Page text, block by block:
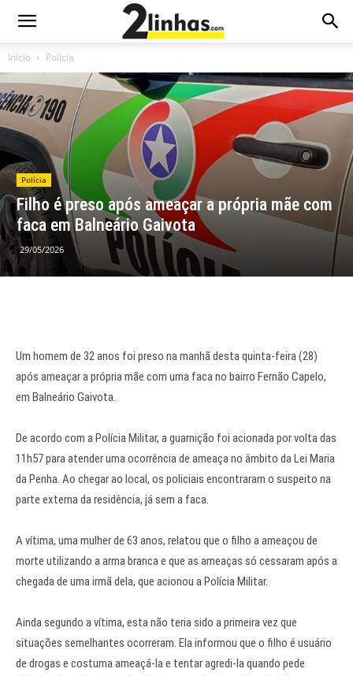
Início Polícia
Polícia
Filho é preso após ameaçar a própria mãe com
faca em Balneário Gaivota
29/05/2026
Um homem de 32 anos foi preso na manhã desta quinta-feira (28)
após ameaçar a própria mãe com uma faca no bairro Fernão Capelo,
em Balneário Gaivota.
De acordo com a Polícia Militar, a guarnição foi acionada por volta das
11h57 para atender uma ocorrência de ameaça no âmbito da Lei Maria
da Penha. Ao chegar ao local, os policiais encontraram o suspeito na
parte externa da residência, já sem a faca.
A vítima, uma mulher de 63 anos, relatou que o filho a ameaçou de
morte utilizando a arma branca e que as ameaças só cessaram após a
chegada de uma irmã dela, que acionou a Polícia Militar.
Ainda segundo a vítima, esta não teria sido a primeira vez que
situações semelhantes ocorreram. Ela informou que o filho é usuário
de drogas e costuma ameaçá-la e tentar agredi-la quando pede